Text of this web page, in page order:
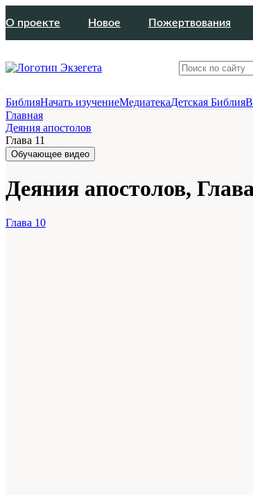
О проекте Новое Пожертвования
БиблияНачать изучениеМедиатекаДетская Библия
Главная
Деяния апостолов
Глава 11
Обучающее видео
Деяния апостолов,
Глава 10